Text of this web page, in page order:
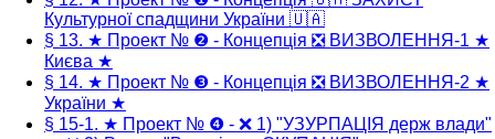
Культурної спадщини України 🇺🇦
§ 13. ★ Проект № ❷ - Концепція ❎ ВИЗВОЛЕННЯ-1 ★
Києва ★
§ 14. ★ Проект № ❸ - Концепція ❎ ВИЗВОЛЕННЯ-2 ★
України ★
§ 15-1. ★ Проект № ❹ - ❌ 1) "УЗУРПАЦІЯ держ влади"